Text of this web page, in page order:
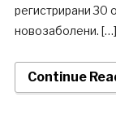
регистрирани 30
новозаболени. […]
Continue